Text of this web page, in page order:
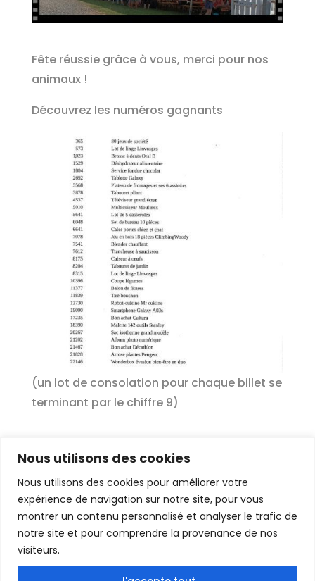
Nous utilisons des cookies
Nous utilisons des cookies pour améliorer votre
expérience de navigation sur notre site, pour vous
montrer un contenu personnalisé et analyser le trafic de
notre site et pour comprendre la provenance de nos
visiteurs.
Fête réussie grâce à vous, merci pour nos
animaux !
Découvrez les numéros gagnants
(un lot de consolation pour chaque billet se
terminant par le chiffre 9)
© Tous droits réservés – Société Vosgienne